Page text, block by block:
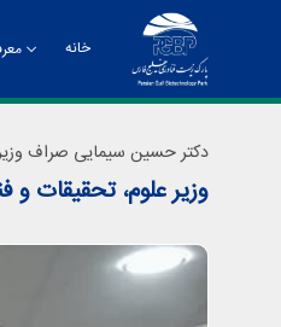
خانه
دکتر حسین سیمایی صراف
وزیر علوم، تحقیقات